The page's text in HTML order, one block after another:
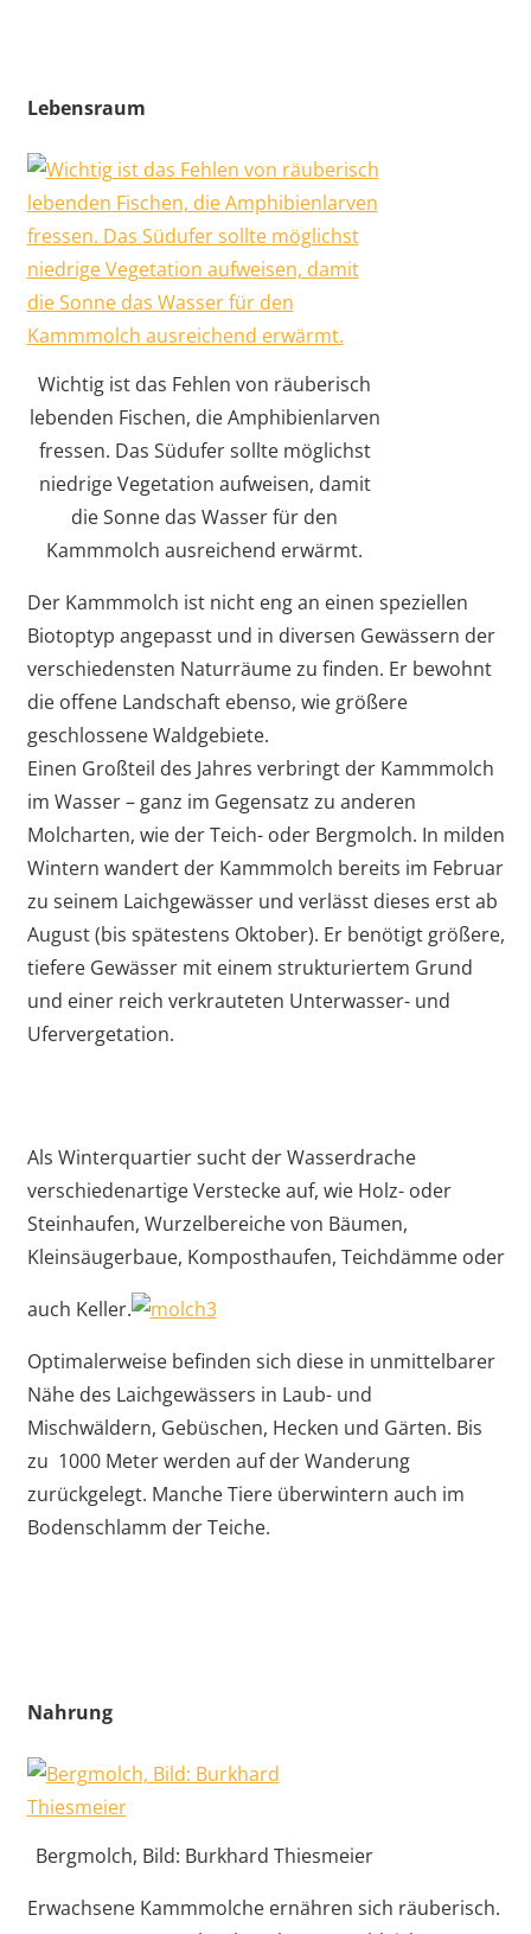
Lebensraum
Wichtig ist das Fehlen von räuberisch
lebenden Fischen, die Amphibienlarven
fressen. Das Südufer sollte möglichst
niedrige Vegetation aufweisen, damit
die Sonne das Wasser für den
Kammmolch ausreichend erwärmt.
Der Kammmolch ist nicht eng an einen speziellen
Biotoptyp angepasst und in diversen Gewässern der
verschiedensten Naturräume zu finden. Er bewohnt
die offene Landschaft ebenso, wie größere
geschlossene Waldgebiete.
Einen Großteil des Jahres verbringt der Kammmolch
im Wasser – ganz im Gegensatz zu anderen
Molcharten, wie der Teich- oder Bergmolch. In milden
Wintern wandert der Kammmolch bereits im Februar
zu seinem Laichgewässer und verlässt dieses erst ab
August (bis spätestens Oktober). Er benötigt größere,
tiefere Gewässer mit einem strukturiertem Grund
und einer reich verkrauteten Unterwasser- und
Ufervergetation.
Als Winterquartier sucht der Wasserdrache
verschiedenartige Verstecke auf, wie Holz- oder
Steinhaufen, Wurzelbereiche von Bäumen,
Kleinsäugerbaue, Komposthaufen, Teichdämme oder
auch Keller.
Optimalerweise befinden sich diese in unmittelbarer
Nähe des Laichgewässers in Laub- und
Mischwäldern, Gebüschen, Hecken und Gärten. Bis
zu 1000 Meter werden auf der Wanderung
zurückgelegt. Manche Tiere überwintern auch im
Bodenschlamm der Teiche.
Nahrung
Bergmolch, Bild: Burkhard Thiesmeier
Erwachsene Kammmolche ernähren sich räuberisch.